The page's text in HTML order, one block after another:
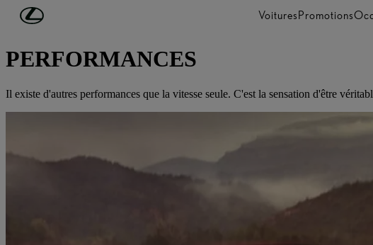
Passer au contenu principal VoituresPromotions
DÉCOUVREZ LEXUS
PERFORMANCES
Il existe d'autres performances que la vitesse seule. C'est la sensation d'être